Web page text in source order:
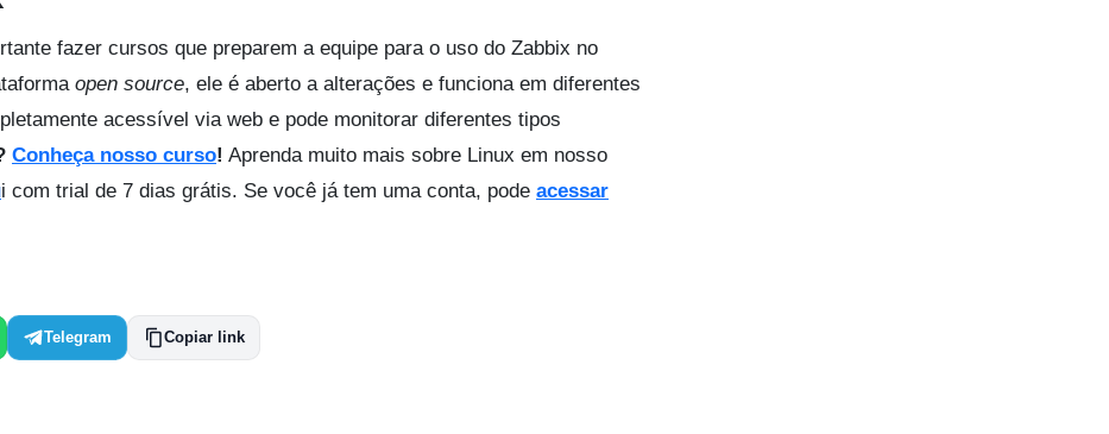
fazer cursos que preparem a equipe para o uso do Zabbix no
open source, ele é aberto a alterações e funciona em diferentes
acessível via web e pode monitorar diferentes tipos
Conheça nosso curso! Aprenda muito mais sobre Linux em nosso
i com trial de 7 dias grátis. Se você já tem uma conta, pode acessar
Telegram Copiar link